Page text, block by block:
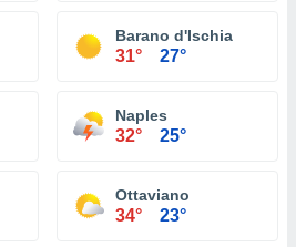
Barano d'Ischia
31° 27°
Naples
32° 25°
Ottaviano
34° 23°